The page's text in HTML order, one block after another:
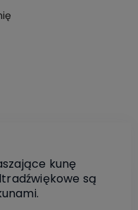
kunę
są